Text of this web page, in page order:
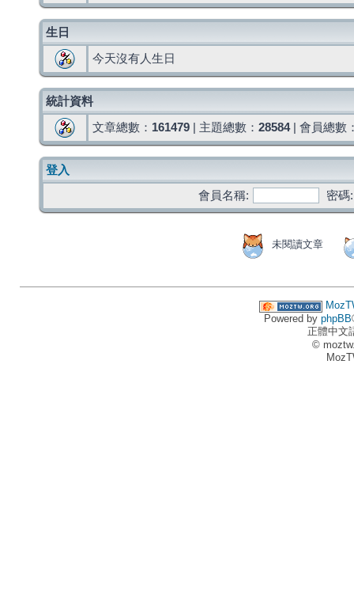
生日
今天沒有人生日
統計資料
文章總數： 161479 | 主題總數： 28584| 會員總數
登入
會員名稱:
密碼:
未閱讀文章
Powered by phpBB
正體中文
©